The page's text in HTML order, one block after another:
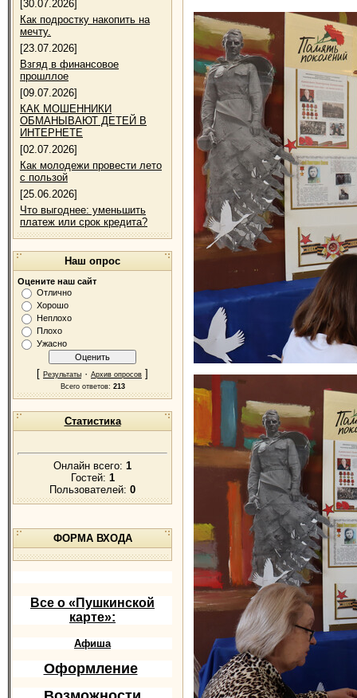
[30.07.2026]
Как подростку накопить на
мечту.
[23.07.2026]
Взгяд в финансовое
прошллое
[09.07.2026]
КАК МОШЕННИКИ
ОБМАНЫВАЮТ ДЕТЕЙ В
ИНТЕРНЕТЕ
[02.07.2026]
Как молодежи провести лето
с пользой
[25.06.2026]
Что выгоднее: уменьшить
платеж или срок кредита?
Наш опрос
Оцените наш сайт
Отлично
Хорошо
Неплохо
Плохо
Ужасно
[ Результаты · Архив опросов ]
Всего ответов: 213
Статистика
Онлайн всего: 1
Гостей: 1
Пользователей: 0
ФОРМА ВХОДА
Все о «Пушкинской
карте»:
Афиша
Оформление